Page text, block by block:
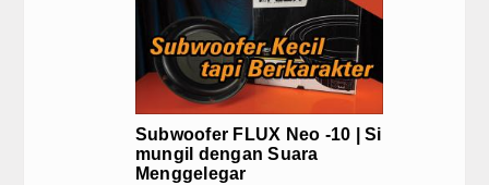
JAECOO Kenalkan Program Co-Creation
Satu Tahun di Indonesia, JAECOO
Bebas Range Anxiety, JAECOO J5 EV
Sebulan Jelang Mudik Lebaran, Teknologi
JAECOO J5 EV Jadi Model SUV EV
JAECOO J7 SHS-P dan Evolusi
Awali 2026 dengan Tren Positif Pasar
Subwoofer FLUX Neo -10 | Si
mungil dengan Suara
Menggelegar